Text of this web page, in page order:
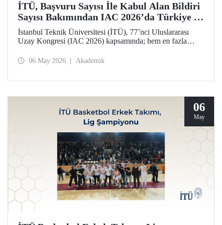
İTÜ, Başvuru Sayısı İle Kabul Alan Bildiri
Sayısı Bakımından IAC 2026’da Türkiye ve
Dünya Birincisi
İstanbul Teknik Üniversitesi (İTÜ), 77’nci Uluslararası
Uzay Kongresi (IAC 2026) kapsamında; hem en fazla
üniversite olarak Türkiye’de ve dünyada birinci sırada yer
06 May 2026 Akademik
06
May